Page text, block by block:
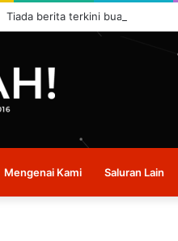
Tiada berita terkini buat masa ini.
Mengenai Kami Saluran Lain